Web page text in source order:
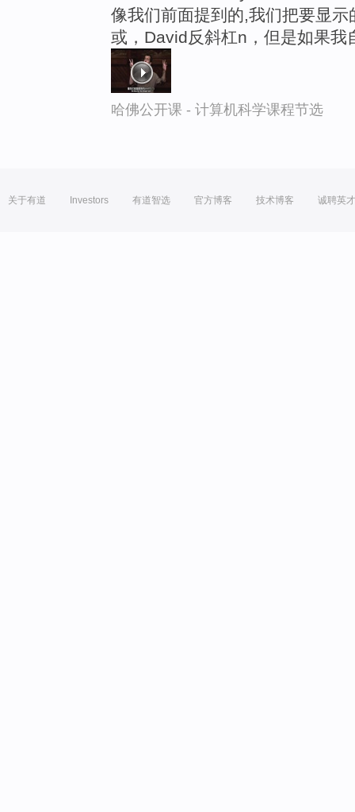
像我们前面提到的,我们把要显
或，David反斜杠n，但是如果我
哈佛公开课 - 计算机科学课程节选
关于有道 Investors 有道智选 官方博客 技术博客 诚聘英才